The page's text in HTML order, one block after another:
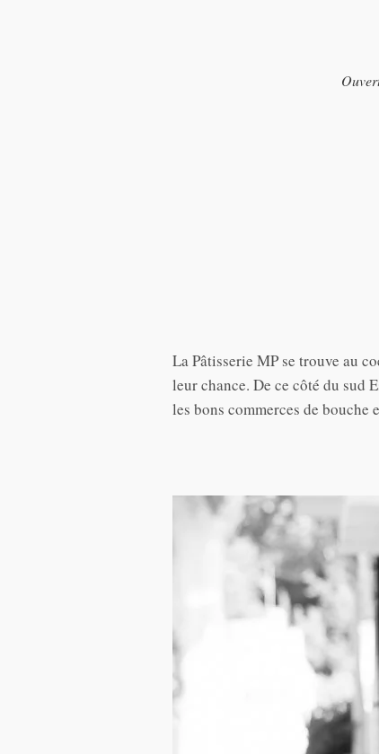
La Pâtisserie MP se trouve au
leur chance. De ce côté du sud
les bons commerces de bouche